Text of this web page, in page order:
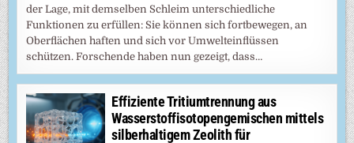
der Lage, mit demselben Schleim unterschiedliche
Funktionen zu erfüllen: Sie können sich fortbewegen, an
Oberflächen haften und sich vor Umwelteinflüssen
schützen. Forschende haben nun gezeigt, dass…
Effiziente Tritiumtrennung aus
Wasserstoffisotopengemischen mittels
silberhaltigem Zeolith für